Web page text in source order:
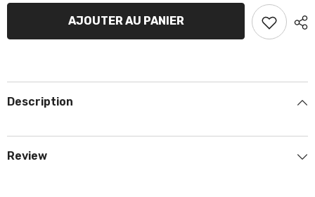
pare-
support
pare-
choc
arrière
support
AJOUTER AU PANIER
Description
Review